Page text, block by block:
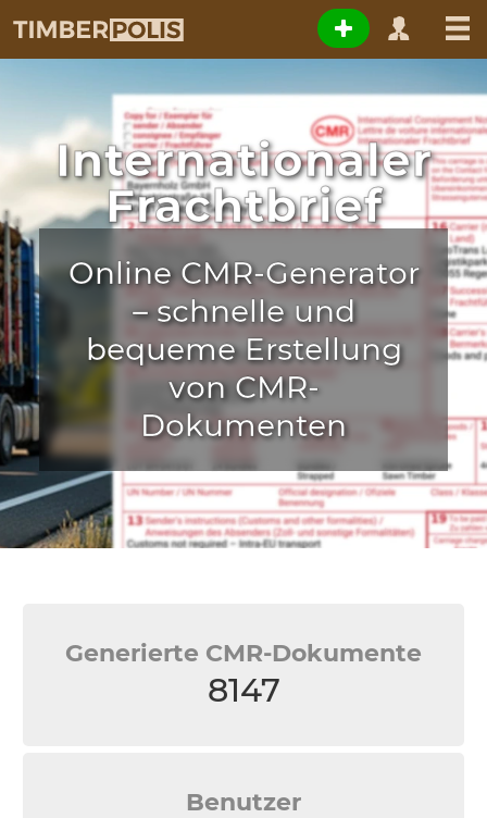
Internationaler
Frachtbrief
Online CMR-Generator
– schnelle und
bequeme Erstellung
von CMR-
Dokumenten
Generierte CMR-Dokumente
8147
Benutzer